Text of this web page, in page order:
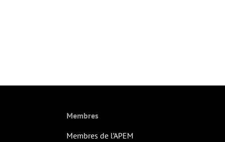
Membres
Membres de l’APEM